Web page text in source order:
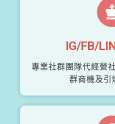
IG/FB/
專業社群團隊代經營
群商機及引